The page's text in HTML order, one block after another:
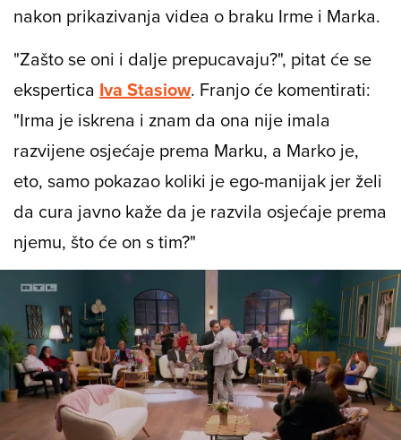
nakon prikazivanja videa o braku Irme i Marka.
"Zašto se oni i dalje prepucavaju?", pitat će se
ekspertica Iva Stasiow. Franjo će komentirati:
"Irma je iskrena i znam da ona nije imala
razvijene osjećaje prema Marku, a Marko je,
eto, samo pokazao koliki je ego-manijak jer želi
da cura javno kaže da je razvila osjećaje prema
njemu, što će on s tim?"